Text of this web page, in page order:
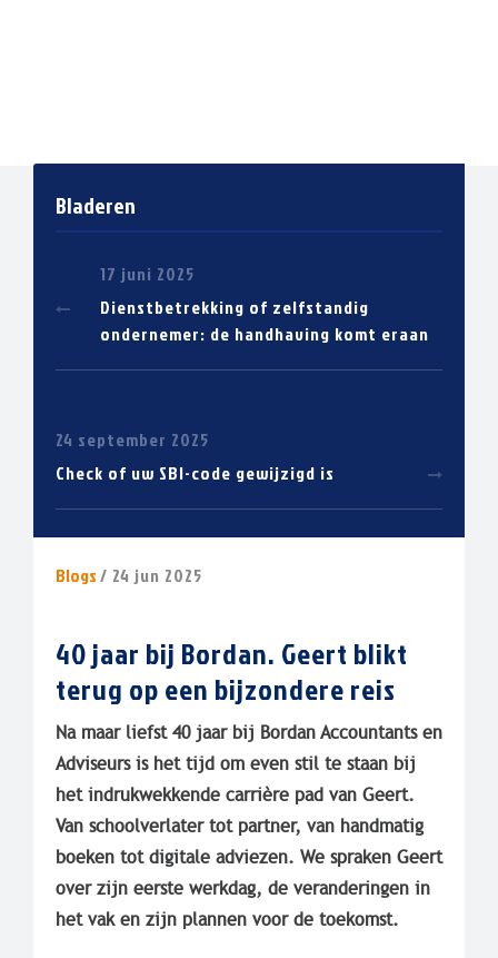
Bladeren
17 juni 2025
Dienstbetrekking of zelfstandig
ondernemer: de handhaving komt eraan
24 september 2025
Check of uw SBI-code gewijzigd is
Blogs/ 24 jun 2025
40 jaar bij Bordan. Geert blikt
terug op een bijzondere reis
Na maar liefst 40 jaar bij Bordan Accountants en
Adviseurs is het tijd om even stil te staan bij
het indrukwekkende carrière pad van Geert.
Van schoolverlater tot partner, van handmatig
boeken tot digitale adviezen. We spraken Geert
over zijn eerste werkdag, de veranderingen in
het vak en zijn plannen voor de toekomst.